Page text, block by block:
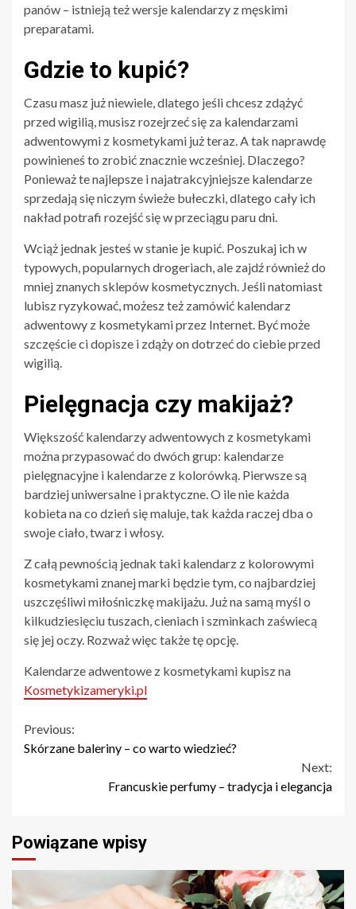
panów – istnieją też wersje kalendarzy z męskimi
preparatami.
Gdzie to kupić?
Czasu masz już niewiele, dlatego jeśli chcesz zdążyć
przed wigilią, musisz rozejrzeć się za kalendarzami
adwentowymi z kosmetykami już teraz. A tak naprawdę
powinieneś to zrobić znacznie wcześniej. Dlaczego?
Ponieważ te najlepsze i najatrakcyjniejsze kalendarze
sprzedają się niczym świeże bułeczki, dlatego cały ich
nakład potrafi rozejść się w przeciągu paru dni.
Wciąż jednak jesteś w stanie je kupić. Poszukaj ich w
typowych, popularnych drogeriach, ale zajdź również do
mniej znanych sklepów kosmetycznych. Jeśli natomiast
lubisz ryzykować, możesz też zamówić kalendarz
adwentowy z kosmetykami przez Internet. Być może
szczęście ci dopisze i zdąży on dotrzeć do ciebie przed
wigilią.
Pielęgnacja czy makijaż?
Większość kalendarzy adwentowych z kosmetykami
można przypasować do dwóch grup: kalendarze
pielęgnacyjne i kalendarze z kolorówką. Pierwsze są
bardziej uniwersalne i praktyczne. O ile nie każda
kobieta na co dzień się maluje, tak każda raczej dba o
swoje ciało, twarz i włosy.
Z całą pewnością jednak taki kalendarz z kolorowymi
kosmetykami znanej marki będzie tym, co najbardziej
uszczęśliwi miłośniczkę makijażu. Już na samą myśl o
kilkudziesięciu tuszach, cieniach i szminkach zaświecą
się jej oczy. Rozważ więc także tę opcję.
Kalendarze adwentowe z kosmetykami kupisz na
Kosmetykizameryki.pl
Continue
Previous:
Skórzane baleriny – co warto wiedzieć?
Next:
Francuskie perfumy – tradycja i elegancja
Powiązane wpisy